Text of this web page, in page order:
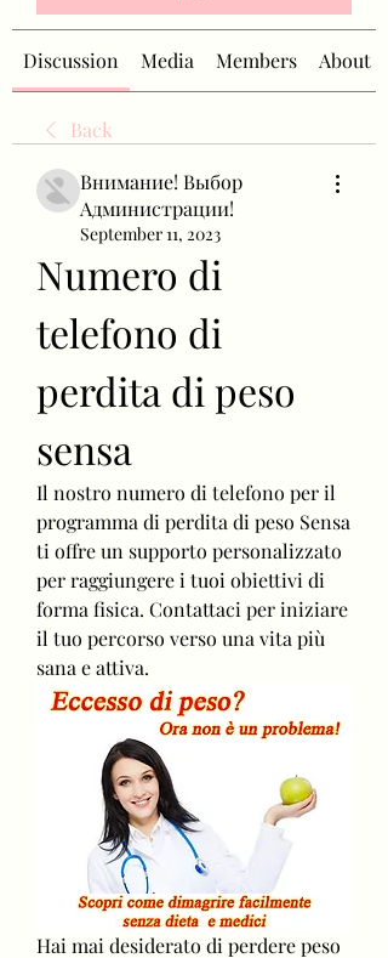
Discussion Media Members About
Back
Внимание! Выбор
Администрации!
September 11, 2023
Numero di
telefono di
perdita di peso
sensa
Il nostro numero di telefono per il
programma di perdita di peso Sensa
ti offre un supporto personalizzato
per raggiungere i tuoi obiettivi di
forma fisica. Contattaci per iniziare
il tuo percorso verso una vita più
sana e attiva.
Hai mai desiderato di perdere peso